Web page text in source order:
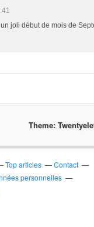
joli début de mois de
Theme:
Top articles
Contact
personnelles